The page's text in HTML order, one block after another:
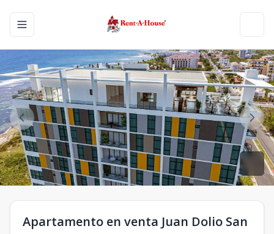
Toggle navigation menu
Apartamento en venta Juan Dolio San